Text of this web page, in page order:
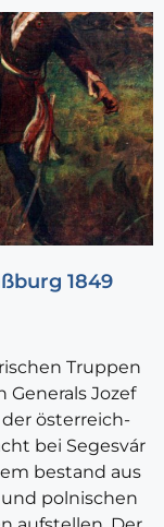
1849
Truppen
Jozef
der österreich-
bei Segesvár
bestand aus
polnischen